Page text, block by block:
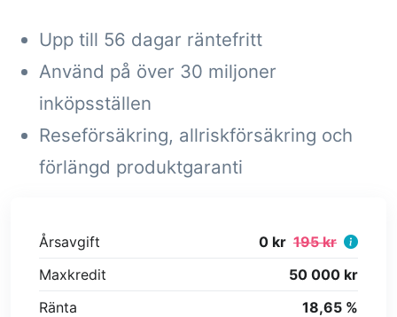
Upp till 56 dagar räntefritt
Använd på över 30 miljoner
inköpsställen
Reseförsäkring, allriskförsäkring och
förlängd produktgaranti
Årsavgift 0 kr 195 kr
Maxkredit
50 000 kr
Ränta
18,65 %